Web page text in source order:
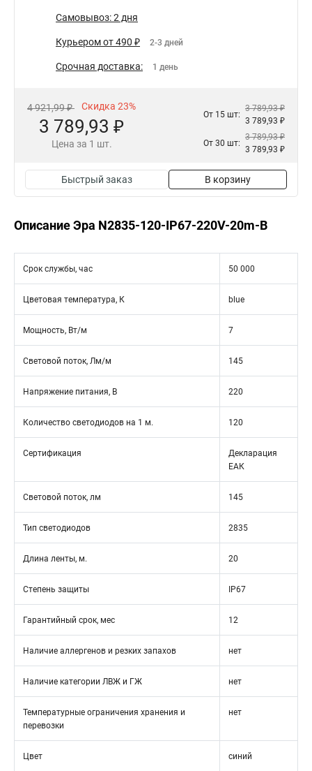
Самовывоз: 2 дня
Курьером от 490 ₽ 2-3 дней
Срочная доставка: 1 день
4 921,99 ₽ Скидка 23%
3 789,93 ₽
Цена за 1 шт.
От 15 шт:
3 789,93 ₽
3 789,93 ₽
От 30 шт:
3 789,93 ₽
3 789,93 ₽
Быстрый заказ В корзину
Описание Эра N2835-120-IP67-220V-20m-B
Срок службы, час 50 000
Цветовая температура, К blue
Мощность, Вт/м 7
Световой поток, Лм/м 145
Напряжение питания, В 220
Количество светодиодов на 1 м. 120
Сертификация
Декларация
ЕАК
Световой поток, лм 145
Тип светодиодов 2835
Длина ленты, м. 20
Степень защиты IP67
Гарантийный срок, мес 12
Наличие аллергенов и резких запахов нет
Наличие категории ЛВЖ и ГЖ нет
Температурные ограничения хранения и
перевозки
нет
Цвет синий